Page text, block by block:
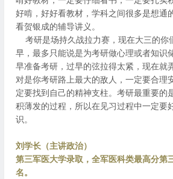
好啃，好好看教材，学科之间很多是想通
看贺银成的辅导讲义。
考研是场持久战拉力赛，现在大三的你
早，最多只能说是为考研做心理或者知识
早准备考研，过早的弦拉得太紧，现在就
对是你考研路上最大的敌人，一定要合理
定要找到自己的精神支柱。考研最重要的
积薄发的过程，所以在见习过程中一定要
识。
刘学长（主讲政治）
第三军医大学录取，全军医科类最高分第
名。